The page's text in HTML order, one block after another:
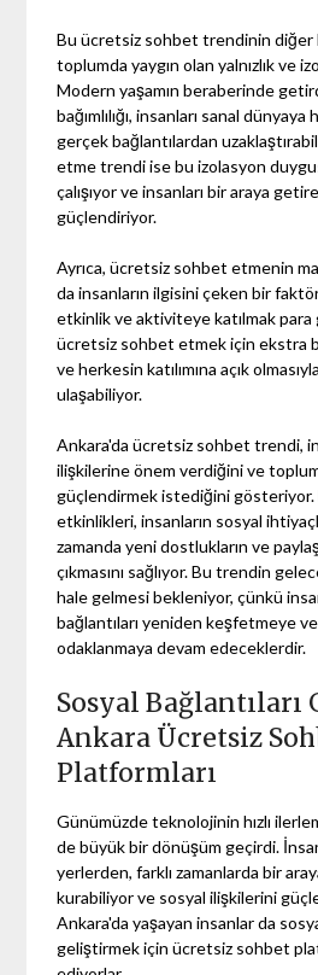
Bu ücretsiz sohbet trendinin diğer
toplumda yaygın olan yalnızlık ve
Modern yaşamın beraberinde
bağımlılığı, insanları sanal
gerçek bağlantılardan
etme trendi ise bu izolasyon
çalışıyor ve insanları bir araya
güçlendiriyor.
Ayrıca, ücretsiz sohbet etmenin
da insanların ilgisini çeken bir
etkinlik ve aktiviteye katılmak
ücretsiz sohbet etmek için ekstra
ve herkesin katılımına açık
ulaşabiliyor.
Ankara'da ücretsiz sohbet trendi,
ilişkilerine önem verdiğini ve
güçlendirmek istediğini gösteriyor.
etkinlikleri, insanların sosyal
zamanda yeni dostlukların ve
çıkmasını sağlıyor. Bu trendin
hale gelmesi bekleniyor, çünkü
bağlantıları yeniden keşfetmeye
odaklanmaya devam edeceklerdir.
Sosyal Bağlantıları
Ankara Ücretsiz
Platformları
Günümüzde teknolojinin hızlı
de büyük bir dönüşüm geçirdi.
yerlerden, farklı zamanlarda bir
kurabiliyor ve sosyal ilişkilerini
Ankara'da yaşayan insanlar da
geliştirmek için ücretsiz sohbet